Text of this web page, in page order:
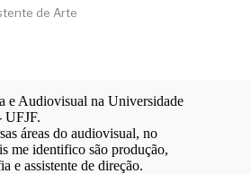
de Arte
e Audiovisual na Universidade
UFJF.
áreas do audiovisual, no
me identifico são produção,
e assistente de direção.